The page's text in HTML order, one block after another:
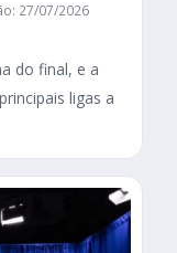
27/07/2026
do final, e a
ligas a